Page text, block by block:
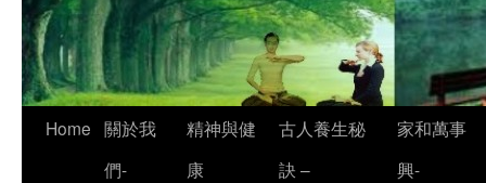
Skip
Home 關於我
們-
精神與健
康
古人養生秘
訣 –
家和萬事
興-